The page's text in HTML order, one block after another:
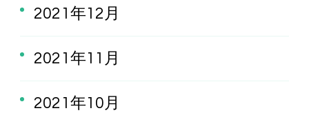
2021年12月
2021年11月
2021年10月